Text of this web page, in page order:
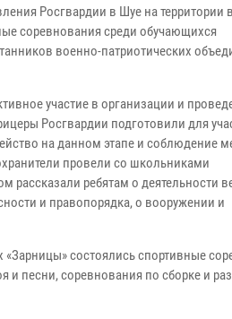
Росгвардии в Шуе на территории
соревнования среди обучающихся
военно-патриотических
участие в организации и
Росгвардии подготовили для
на данном этапе и соблюдение
провели со школьниками
рассказали ребятам о деятельности
и правопорядка, о вооружении и
состоялись спортивные
и песни, соревнования по сборке и